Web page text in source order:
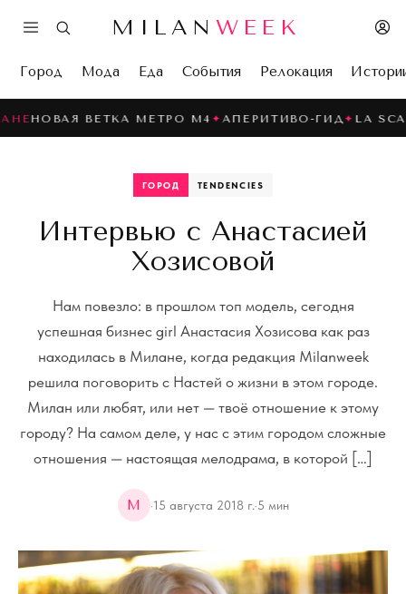
MILAN WEEK
Город Мода Еда События Релокация
МЕТРО M4✦АПЕРИТИВО-ГИД ✦LA SCALA · СЕЗОН
ГОРОД TENDENCIES
Интервью с Анастасией
Хозисовой
Нам повезло: в прошлом топ модель, сегодня
успешная бизнес girl Анастасия Хозисова как раз
находилась в Милане, когда редакция Milanweek
решила поговорить с Настей о жизни в этом городе.
Милан или любят, или нет — твоё отношение к этому
городу? На самом деле, у нас с этим городом сложные
отношения — настоящая мелодрама, в которой […]
M ·15 августа 2018 г.·5 мин